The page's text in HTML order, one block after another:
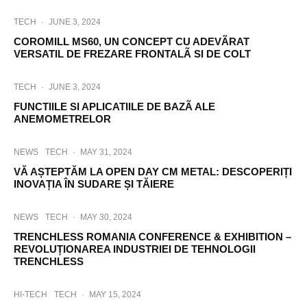
TECH · JUNE 3, 2024
COROMILL MS60, UN CONCEPT CU ADEVÃRAT
VERSATIL DE FREZARE FRONTALÃ SI DE COLT
TECH · JUNE 3, 2024
FUNCTIILE SI APLICATIILE DE BAZÃ ALE
ANEMOMETRELOR
NEWS TECH · MAY 31, 2024
VĂ AȘTEPTĂM LA OPEN DAY CM METAL: DESCOPERIȚI
INOVAȚIA ÎN SUDARE ȘI TĂIERE
NEWS TECH · MAY 30, 2024
TRENCHLESS ROMANIA CONFERENCE & EXHIBITION –
REVOLUȚIONAREA INDUSTRIEI DE TEHNOLOGII
TRENCHLESS
HI-TECH TECH · MAY 15, 2024